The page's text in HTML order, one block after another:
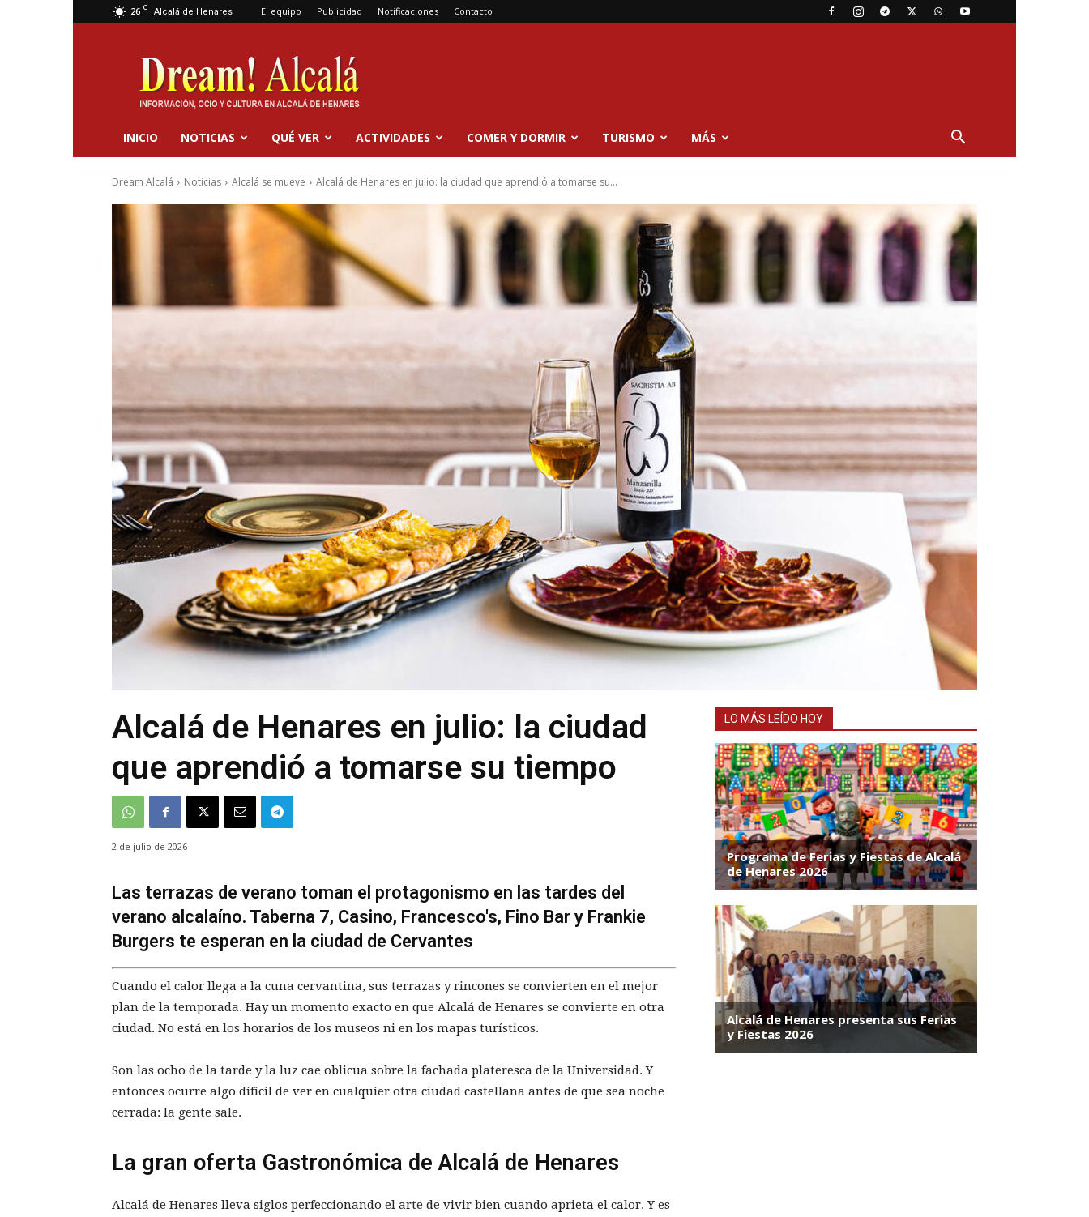
26 C Alcalá de Henares El equipo Publicidad Notificaciones Contacto
Dream
Alcalá
INICIO NOTICIAS QUÉ VER ACTIVIDADES COMER Y DORMIR TURISMO MÁS
Dream Alcalá Noticias Alcalá se mueve Alcalá de Henares en julio: la ciudad que aprendió a tomarse su...
Alcalá de Henares en julio: la ciudad
que aprendió a tomarse su tiempo
2 de julio de 2026
Las terrazas de verano toman el protagonismo en las tardes del
verano alcalaíno. Taberna 7, Casino, Francesco's, Fino Bar y Frankie
Burgers te esperan en la ciudad de Cervantes
Cuando el calor llega a la cuna cervantina, sus terrazas y rincones se convierten en el mejor
plan de la temporada. Hay un momento exacto en que Alcalá de Henares se convierte en otra
ciudad. No está en los horarios de los museos ni en los mapas turísticos.
Son las ocho de la tarde y la luz cae oblicua sobre la fachada plateresca de la Universidad. Y
entonces ocurre algo difícil de ver en cualquier otra ciudad castellana antes de que sea noche
cerrada: la gente sale.
La gran oferta Gastronómica de Alcalá de Henares
Alcalá de Henares lleva siglos perfeccionando el arte de vivir bien cuando aprieta el calor. Y es
LO MÁS LEÍDO HOY